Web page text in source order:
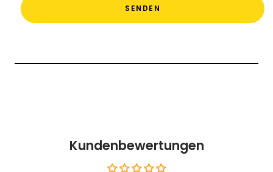
SENDEN
Kundenbewertungen